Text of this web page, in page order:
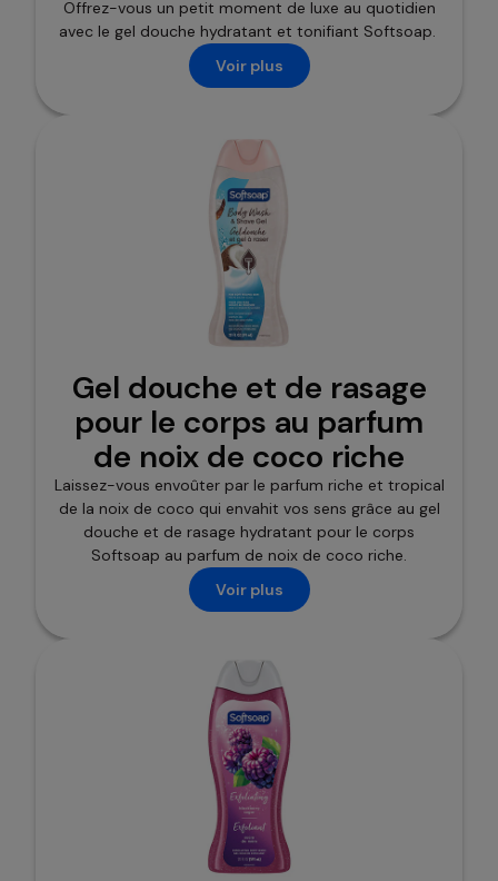
Offrez-vous un petit moment de luxe au quotidien
avec le gel douche hydratant et tonifiant Softsoap.
Voir plus
Gel douche et de rasage
pour le corps au parfum
de noix de coco riche
Laissez-vous envoûter par le parfum riche et tropical
de la noix de coco qui envahit vos sens grâce au gel
douche et de rasage hydratant pour le corps
Softsoap au parfum de noix de coco riche.
Voir plus